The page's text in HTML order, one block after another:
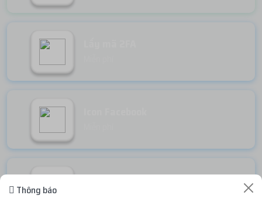
Random Face
Thông báo